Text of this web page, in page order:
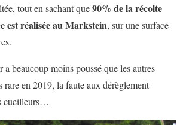
tout en sachant que90% de la récolte
est réalisée au Markstein, sur une surface
a beaucoup moins poussé que les autres
rare en 2019, la faute aux dérèglement
cueilleurs…